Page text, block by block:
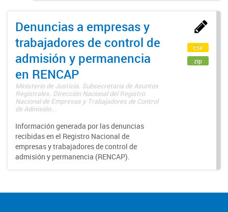
Denuncias a empresas y
trabajadores de control de
admisión y permanencia
en RENCAP
Ministerio de Justicia. Subsecretaría de Asuntos
Registrales. Dirección Nacional del Registro
Nacional de Empresas y Trabajadores de Control
de Admisión...
Información generada por las denuncias
recibidas en el Registro Nacional de
empresas y trabajadores de control de
admisión y permanencia (RENCAP).
csv
zip